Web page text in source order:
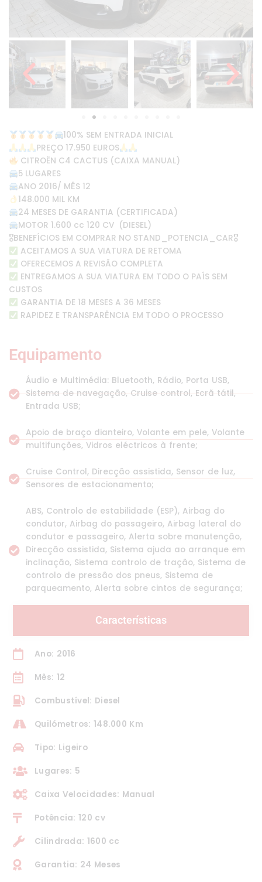
100% SEM ENTRADA INICIAL
PREÇO 17.950 EUROS
CITROËN C4 CACTUS (CAIXA MANUAL)
5 LUGARES
ANO 2016/ MÊS 12
148.000 MIL KM
24 MESES DE GARANTIA (CERTIFICADA)
MOTOR 1.600 cc 120 CV (DIESEL)
🎖BENEFÍCIOS EM COMPRAR NO STAND_POTENCIA_CAR🎖
ACEITAMOS A SUA VIATURA DE RETOMA
OFERECEMOS A REVISÃO COMPLETA
ENTREGAMOS A SUA VIATURA EM TODO O PAÍS SEM
CUSTOS
GARANTIA DE 18 MESES A 36 MESES
RAPIDEZ E TRANSPARÊNCIA EM TODO O PROCESSO
Equipamento
Áudio e Multimédia: Bluetooth, Rádio, Porta USB,
Sistema de navegação, Cruise control, Ecrã tátil,
Entrada USB;
Apoio de braço dianteiro, Volante em pele, Volante
multifunções, Vidros eléctricos à frente;
Cruise Control, Direcção assistida, Sensor de luz,
Sensores de estacionamento;
ABS, Controlo de estabilidade (ESP), Airbag do
condutor, Airbag do passageiro, Airbag lateral do
condutor e passageiro, Alerta sobre manutenção,
Direcção assistida, Sistema ajuda ao arranque em
inclinação, Sistema controlo de tração, Sistema de
controlo de pressão dos pneus, Sistema de
parqueamento, Alerta sobre cintos de segurança;
Características
Ano: 2016
Mês: 12
Combustível: Diesel
Quilómetros: 148.000 Km
Tipo: Ligeiro
Lugares: 5
Caixa Velocidades: Manual
Potência: 120 cv
Cilindrada: 1600 cc
Garantia: 24 Meses